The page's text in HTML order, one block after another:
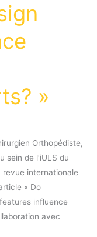
»
Orthopédiste,
sein de l’iULS du
revue internationale
« Do
influence
avec